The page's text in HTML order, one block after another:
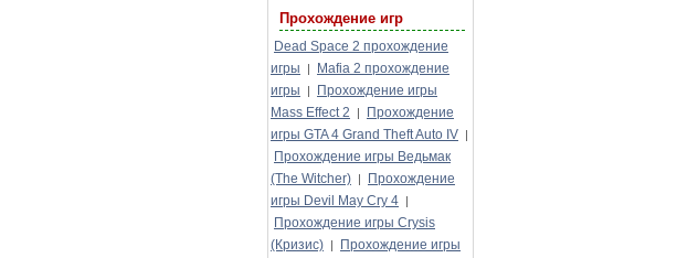
Прохождение игр
Dead Space 2 прохождение
игры
|
Mafia 2 прохождение
игры
|
Прохождение игры
Mass Effect 2
|
Прохождение
игры GTA 4 Grand Theft Auto IV |
Прохождение игры Ведьмак
(The Witcher) |
Прохождение
игры Devil May Cry 4 |
Прохождение игры Crysis
(Кризис) |
Прохождение игры